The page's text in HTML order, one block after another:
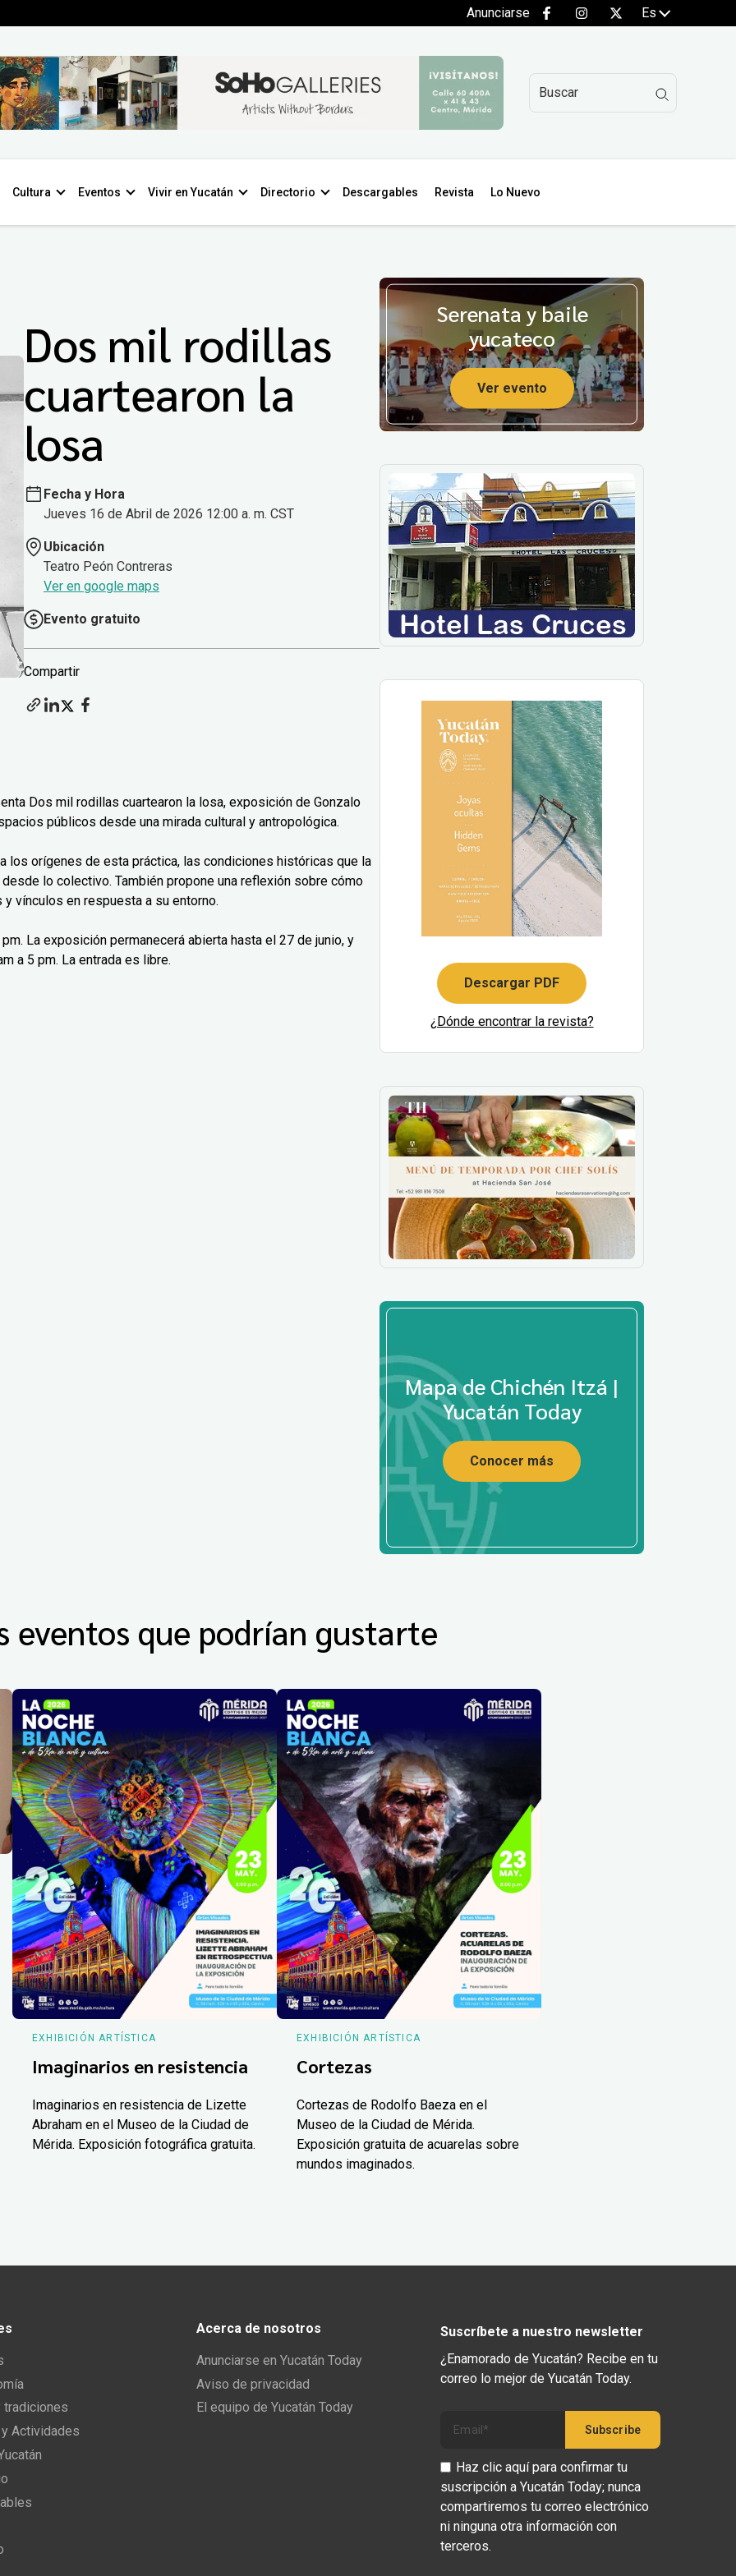
Anunciarse Es
Cultura Eventos Vivir en Yucatán Directorio Descargables Revista Lo Nuevo
Dos mil rodillas
cuartearon la
losa
Fecha y Hora
Jueves 16 de Abril de 2026 12:00 a. m. CST
Ubicación
Teatro Peón Contreras
Ver en google maps
Evento gratuito
Compartir
Dos mil rodillas cuartearon la losa, exposición de Gonzalo
públicos desde una mirada cultural y antropológica.
los orígenes de esta práctica, las condiciones históricas que la
lo colectivo. También propone una reflexión sobre cómo
vínculos en respuesta a su entorno.
La exposición permanecerá abierta hasta el 27 de junio, y
a 5 pm. La entrada es libre.
Serenata y baile
yucateco
Ver evento
Descargar PDF
¿Dónde encontrar la revista?
Mapa de Chichén Itzá |
Yucatán Today
Conocer más
eventos que podrían gustarte
EXHIBICIÓN ARTÍSTICA
Imaginarios en resistencia
Imaginarios en resistencia de Lizette
Abraham en el Museo de la Ciudad de
Mérida. Exposición fotográfica gratuita.
EXHIBICIÓN ARTÍSTICA
Cortezas
Cortezas de Rodolfo Baeza en el
Museo de la Ciudad de Mérida.
Exposición gratuita de acuarelas sobre
mundos imaginados.
tradiciones
Actividades
Acerca de nosotros
Anunciarse en Yucatán Today
Aviso de privacidad
El equipo de Yucatán Today
Suscríbete a nuestro newsletter
¿Enamorado de Yucatán? Recibe en tu
correo lo mejor de Yucatán Today.
Haz clic aquí para confirmar tu
suscripción a Yucatán Today; nunca
compartiremos tu correo electrónico
ni ninguna otra información con
terceros.